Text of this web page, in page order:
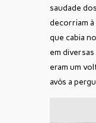
saudade
decorriam à
que cabia
em
eram um
avós a